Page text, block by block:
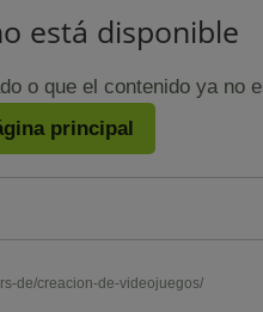
está disponible
o que el contenido ya no
principal
de/creacion-de-videojuegos/